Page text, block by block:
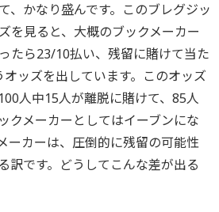
、かなり盛んです。このブレグジッ
を見ると、大概のブックメーカー
たら23/10払い、残留に賭けて当た
ッズを出しています。このオッズ
人中15人が離脱に賭けて、85人
クメーカーとしてはイーブンにな
ーカーは、圧倒的に残留の可能性
訳です。どうしてこんな差が出る